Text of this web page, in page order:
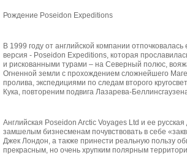
Рождение Poseidon Expeditions
В 1999 году от английской компании отпочковалась
версия - Poseidon Expeditions, которая
и рискованными турами – на Северный полюс,
Огненной земли с прохождением сложнейшего
пролива, экспедициями по следам второго
Кука, повтореним подвига Лазарева-
Английская Poseidon Arctic Voyages Ltd и ее
замшелым бизнесменам почувствовать в себе
Джек Лондон, а также принести реальную пользу
прекрасным, но очень хрупким полярным